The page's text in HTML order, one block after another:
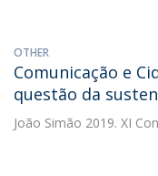
OTHER
Comunicação e
questão da
João Simão 2019. XI